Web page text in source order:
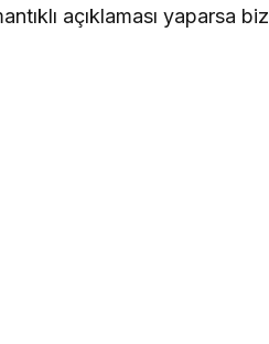
açıklaması yaparsa biz